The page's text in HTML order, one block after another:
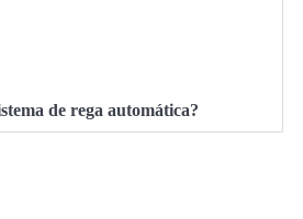
de rega automática?